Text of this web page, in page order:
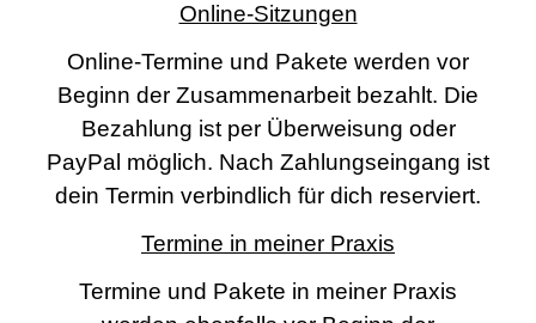
Online-Sitzungen
Online-Termine und Pakete werden vor
Beginn der Zusammenarbeit bezahlt. Die
Bezahlung ist per Überweisung oder
PayPal möglich. Nach Zahlungseingang ist
dein Termin verbindlich für dich reserviert.
Termine in meiner Praxis
Termine und Pakete in meiner Praxis